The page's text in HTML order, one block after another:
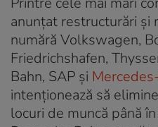
anunțat restructurări și
numără Volkswagen,
Friedrichshafen,
Bahn, SAP și
intenționează să
locuri de muncă până